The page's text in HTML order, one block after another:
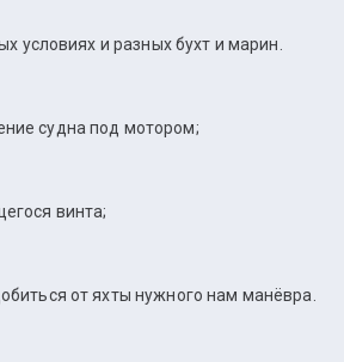
условиях и разных бухт и марин.
судна под мотором;
винта;
от яхты нужного нам манёвра.